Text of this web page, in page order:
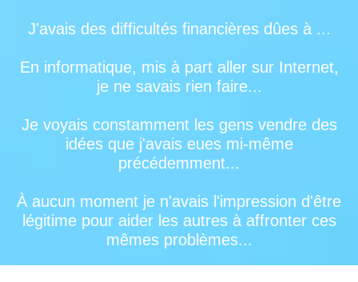
J'avais des difficultés financières dûes à ...
En informatique, mis à part aller sur Internet,
je ne savais rien faire...
Je voyais constamment les gens vendre des
idées que j'avais eues mi-même
précédemment...
À aucun moment je n'avais l'impression d'être
légitime pour aider les autres à affronter ces
mêmes problèmes...